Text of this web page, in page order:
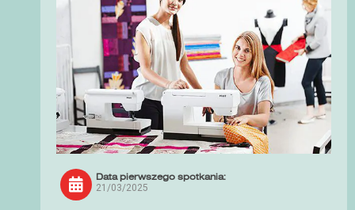
Data pierwszego spotkania:
21/03/2025